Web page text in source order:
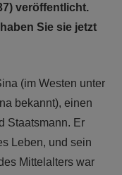
veröffentlicht.
Sie sie jetzt
(im Westen unter
bekannt), einen
Staatsmann. Er
Leben, und sein
Mittelalters war